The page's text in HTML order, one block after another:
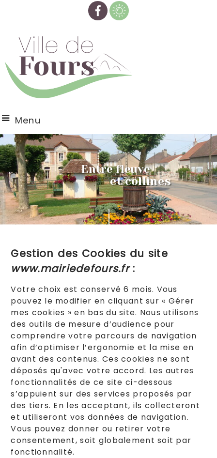
Menu
Entre fleuve
et collines
Gestion des Cookies du site
www.mairiedefours.fr:
Votre choix est conservé 6 mois. Vous
pouvez le modifier en cliquant sur « Gérer
mes cookies » en bas du site. Nous utilisons
des outils de mesure d’audience pour
comprendre votre parcours de navigation
afin d’optimiser l’ergonomie et la mise en
avant des contenus. Ces cookies ne sont
déposés qu'avec votre accord. Les autres
fonctionnalités de ce site ci-dessous
s’appuient sur des services proposés par
des tiers. En les acceptant, ils collecteront
et utiliseront vos données de navigation.
Vous pouvez donner ou retirer votre
consentement, soit globalement soit par
fonctionnalité.